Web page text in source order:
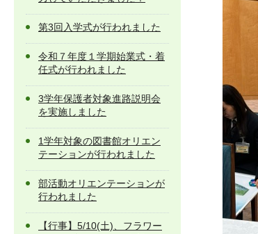
第3回入学式が行われました
令和７年度１学期始業式・着
任式が行われました
3学年保護者対象進路説明会
を実施しました
1学年対象の図書館オリエン
テーションが行われました
部活動オリエンテーションが
行われました
【行事】5/10(土)、フラワー